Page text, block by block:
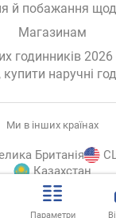
Параметри
й побажання
Магазинам
годинників 2026
купити наручні
Ми в інших країнах
Британія
Казахстан